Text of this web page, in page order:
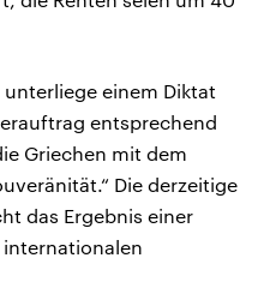
einem Diktat
entsprechend
Griechen mit dem
Die derzeitige
das Ergebnis einer
internationalen